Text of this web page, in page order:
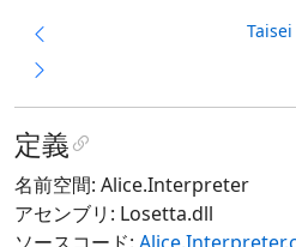
定義
名前空間: Alice.Interpreter
アセンブリ: Losetta.dll